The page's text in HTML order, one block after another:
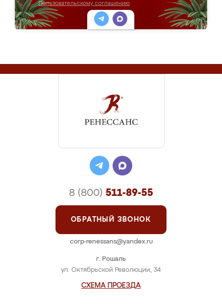
Пользовательскому соглашению
г. Рошаль
ул. Октябрьской Революции, 34
СХЕМА ПРОЕЗДА
8 (800) 511-89-55
ОБРАТНЫЙ ЗВОНОК
corp-renessans@yandex.ru